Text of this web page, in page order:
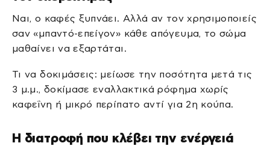
Ναι, ο καφές ξυπνάει. Αλλά αν τον χρησιμοποιείς
σαν «μπαντό-επείγον» κάθε απόγευμα, το σώμα
μαθαίνει να εξαρτάται.
Τι να δοκιμάσεις: μείωσε την ποσότητα μετά τις
3 μ.μ., δοκίμασε εναλλακτικά ρόφημα χωρίς
καφεΐνη ή μικρό περίπατο αντί για 2η κούπα.
Η διατροφή που κλέβει την ενέργειά